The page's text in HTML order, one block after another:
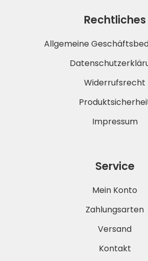
Rechtliches
Allgemeine
Widerrufsrecht
Impressum
Service
Mein Konto
Zahlungsarten
Versand
Kontakt